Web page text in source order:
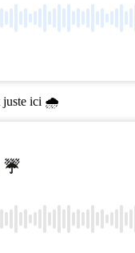
juste ici 🌧️